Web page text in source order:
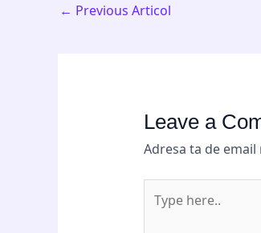
← Previous Articol
Leave a
Adresa ta de
here..